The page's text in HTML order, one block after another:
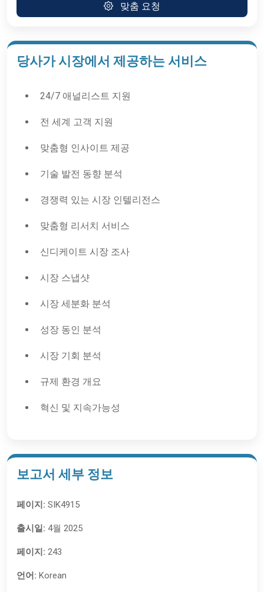
맞춤 요청
당사가 시장에서 제공하는 서비스
24/7 애널리스트 지원
전 세계 고객 지원
맞춤형 인사이트 제공
기술 발전 동향 분석
경쟁력 있는 시장 인텔리전스
맞춤형 리서치 서비스
신디케이트 시장 조사
시장 스냅샷
시장 세분화 분석
성장 동인 분석
시장 기회 분석
규제 환경 개요
혁신 및 지속가능성
보고서 세부 정보
페이지: SIK4915
출시일: 4월 2025
페이지: 243
언어: Korean